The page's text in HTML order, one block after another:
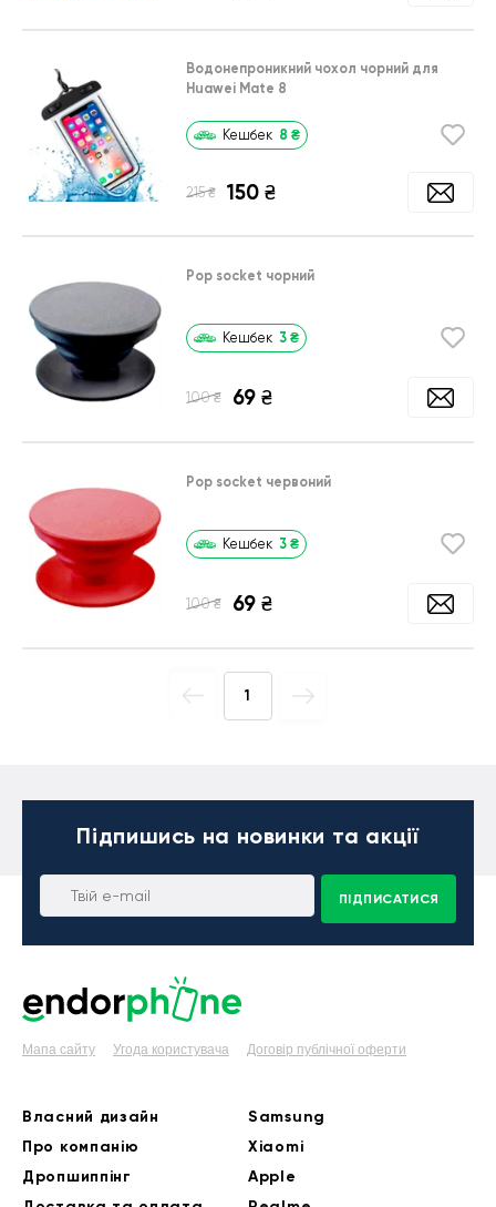
Водонепроникний чохол чорний для
Huawei Mate 8
Кешбек 8 ₴
215 ₴ 150 ₴
Pop socket чорний
Кешбек 3 ₴
100 ₴ 69 ₴
Pop socket червоний
Кешбек 3 ₴
100 ₴ 69 ₴
1
Підпишись на новинки та акції
ПІДПИСАТИСЯ
Мапа сайту Угода користувача Договір публічної оферти
Власний дизайн
Про компанію
Дропшиппінг
Samsung
Xiaomi
Apple